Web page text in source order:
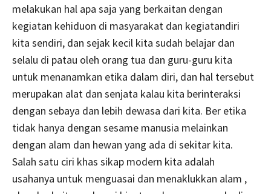
melakukan hal apa saja yang berkaitan dengan
kegiatan kehiduon di masyarakat dan kegiatandiri
kita sendiri, dan sejak kecil kita sudah belajar dan
selalu di patau oleh orang tua dan guru-guru kita
untuk menanamkan etika dalam diri, dan hal tersebut
merupakan alat dan senjata kalau kita berinteraksi
dengan sebaya dan lebih dewasa dari kita. Ber etika
tidak hanya dengan sesame manusia melainkan
dengan alam dan hewan yang ada di sekitar kita.
Salah satu ciri khas sikap modern kita adalah
usahanya untuk menguasai dan menaklukkan alam ,